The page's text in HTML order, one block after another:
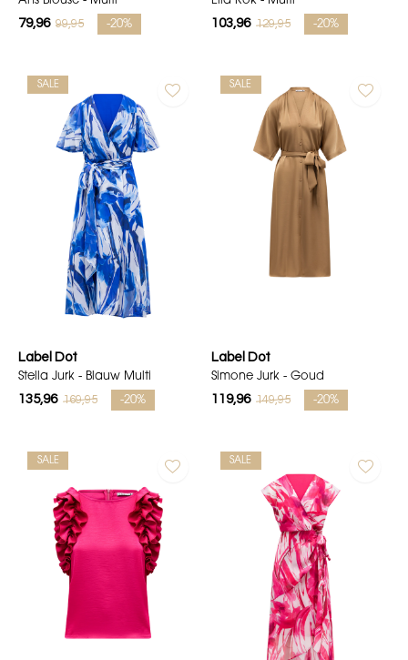
79,96 99,95 -20% 103,96 129,95 -20%
SALE
Label Dot
Stella Jurk - Blauw Multi
135,96 169,95 -20%
SALE
Label Dot
Simone Jurk - Goud
119,96 149,95 -20%
SALE SALE